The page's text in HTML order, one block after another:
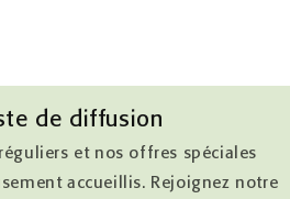
de diffusion
et nos offres spéciales
accueillis. Rejoignez notre